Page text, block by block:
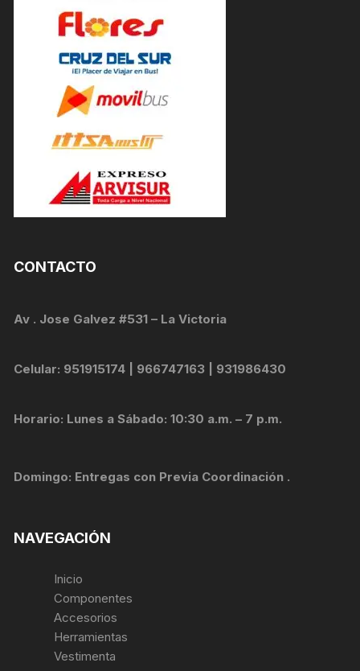
CONTACTO
Av . Jose Galvez #531 – La Victoria
Celular: 951915174 | 966747163 | 931986430
Horario: Lunes a Sábado: 10:30 a.m. – 7 p.m.
Domingo: Entregas con Previa Coordinación .
NAVEGACIÓN
Inicio
Componentes
Accesorios
Herramientas
Vestimenta